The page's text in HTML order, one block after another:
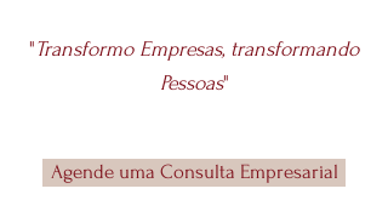
"Transformo Empresas, transformando
Pessoas"
Agende uma Consulta Empresarial